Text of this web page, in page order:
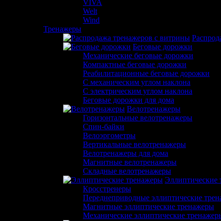
VIVA
Welt
Wind
Тренажеры
Беговые дорожки
Механические беговые дорожки
Компактные беговые дорожки
Реабилитационные беговые дорожки
С механическим углом наклона
С электрическим углом наклона
Беговые дорожки для дома
Велотренажеры
Горизонтальные велотренажеры
Спин-байки
Велоэргометры
Вертикальные велотренажеры
Велотренажеры для дома
Магнитные велотренажеры
Складные велотренажеры
Эллиптические
Кросстренеры
Переднеприводные эллиптические
Магнитные эллиптические тренажеры
Механические эллиптические